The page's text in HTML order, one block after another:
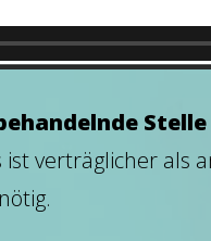
ist verträglicher als